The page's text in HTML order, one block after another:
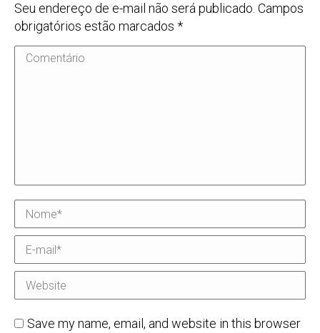
Seu endereço de e-mail não será publicado. Campos
obrigatórios estão marcados *
Comentário
Nome *
E-mail *
Website
Save my name, email, and website in this browser